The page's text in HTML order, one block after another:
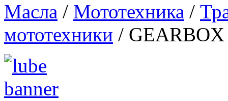
Масла / Мототехника /
мототехники /